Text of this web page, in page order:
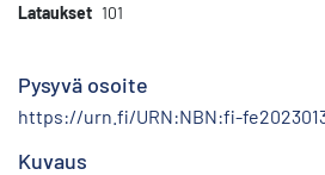
Lataukset 101
Pysyvä osoite
https://urn.fi/URN:NBN:fi-
Kuvaus